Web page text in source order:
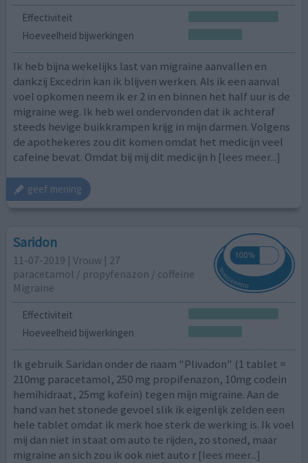
Effectiviteit
Hoeveelheid bijwerkingen
Ik heb bijna wekelijks last van migraine aanvallen en
dankzij Excedrin kan ik blijven werken. Als ik een aanval
voel opkomen neem ik er 2 in en binnen het half uur is de
migraine weg. Ik heb wel ondervonden dat ik achteraf
steeds hevige buikkrampen krijg in mijn darmen. Volgens
de apothekeres zou dit komen omdat het medicijn veel
cafeine bevat. Omdat bij mij dit medicijn h [lees meer...]
geef mening
Saridon
11-07-2019 | Vrouw | 27
paracetamol / propyfenazon / coffeine
Migraine
Effectiviteit
Hoeveelheid bijwerkingen
Ik gebruik Saridan onder de naam "Plivadon" (1 tablet =
210mg paracetamol, 250 mg propifenazon, 10mg codein
hemihidraat, 25mg kofein) tegen mijn migraine. Aan de
hand van het stonede gevoel slik ik eigenlijk zelden een
hele tablet omdat ik merk hoe sterk de werking is. Ik voel
mij dan niet in staat om auto te rijden, zo stoned, maar
migraine an sich zou ik ook niet auto r [lees meer...]